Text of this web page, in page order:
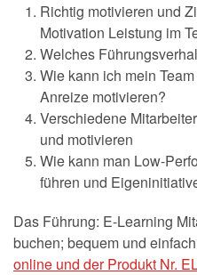
Richtig motivieren und
Motivation Leistung im
Welches
Wie kann ich mein
Anreize motivieren?
Verschiedene
und motivieren
Wie kann man Low-
führen und
Das Führung: E-Learning
buchen; bequem und
online und der Produkt Nr.